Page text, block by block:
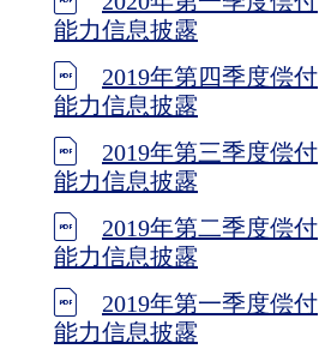
能力信息披露
2019年第四季度偿付
能力信息披露
2019年第三季度偿付
能力信息披露
2019年第二季度偿付
能力信息披露
2019年第一季度偿付
能力信息披露